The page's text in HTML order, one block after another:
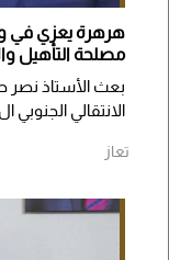
هرهرة يعزي في
مصلحة التأهيل
بعث الأستاذ نصر
الانتقالي الجنوبي
تعاز